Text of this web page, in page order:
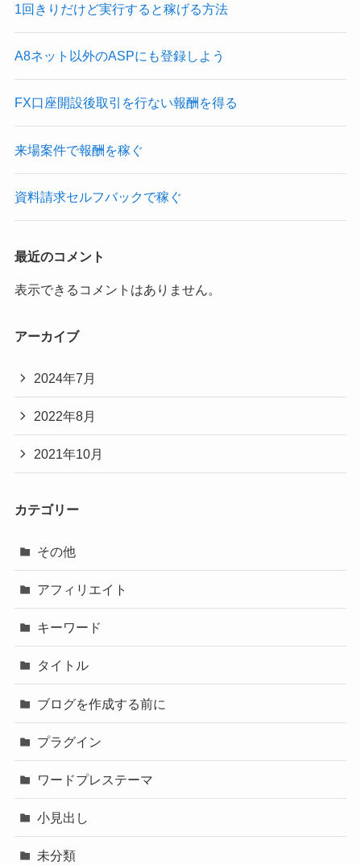
1回きりだけど実行すると稼げる方法
A8ネット以外のASPにも登録しよう
FX口座開設後取引を行ない報酬を得る
来場案件で報酬を稼ぐ
資料請求セルフバックで稼ぐ
最近のコメント
表示できるコメントはありません。
アーカイブ
2024年7月
2022年8月
2021年10月
カテゴリー
その他
アフィリエイト
キーワード
タイトル
ブログを作成する前に
プラグイン
ワードプレステーマ
小見出し
未分類